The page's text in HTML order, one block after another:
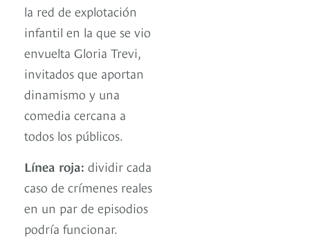
la red de explotación
infantil en la que se vio
envuelta Gloria Trevi,
invitados que aportan
dinamismo y una
comedia cercana a
todos los públicos.
Línea roja: dividir cada
caso de crímenes reales
en un par de episodios
podría funcionar.